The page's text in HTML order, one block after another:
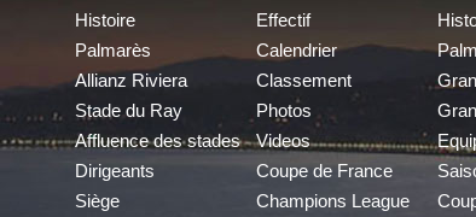
Histoire
Palmarès
Allianz Riviera
Stade du Ray
Affluence des stades
Dirigeants
Siège
Effectif
Calendrier
Classement
Photos
Videos
Coupe de France
Champions League